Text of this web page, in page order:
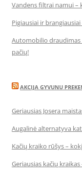
Vandens filtrai namui –
Pigiausiai ir
Automobilio draudimas
pačių!
AKCIJA GYVUNU
Geriausias Josera
Augalinė alternatyva
Kačių kraiko rūšys –
Geriausias kačių